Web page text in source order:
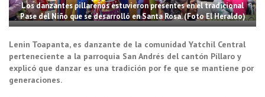
Los danzantes pillareños estuvieron presentes en el tradicional
Pase del Niño que se desarrolló en Santa Rosa. (Foto El Heraldo)
Lenin Toapanta, es danzante de la comunidad Yatchil Central
perteneciente a la parroquia San Andrés del cantón Píllaro y
explicó que danzar es una tradición por fe que se mantiene por
generaciones.